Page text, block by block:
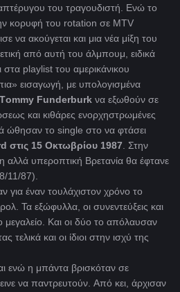
του τραγουδιστή. Ενώ το
κορυφή του rotation σε MTV
να ακούγεται και μια νέα μίξη του
από αυτή του άλμπουμ, ειδικά
στα playlist του αμερικάνικου
εισαγωγή, με υπολογισμένα
Tοmmy Funderburk να εξωθούν σε
και κιθάρες ενορχηστρωμένες
ώθησαν το single στο να φτάσει
στις 15 Οκτωβρίου 1987 . Στην
αλλά υπεροπτική Βρετανία θα έφτανε
11/87).
για έναν τουλάχιστον χρόνο το
Τα εξώφυλλα, οι συνεντεύξεις και
Και οι δύο το απόλαυσαν
τελικά και οι ίδιοι στην ισχύ της
ενώ η μπάντα βρισκόταν σε
να παντρευτούν. Aπό κει, άρχισαν